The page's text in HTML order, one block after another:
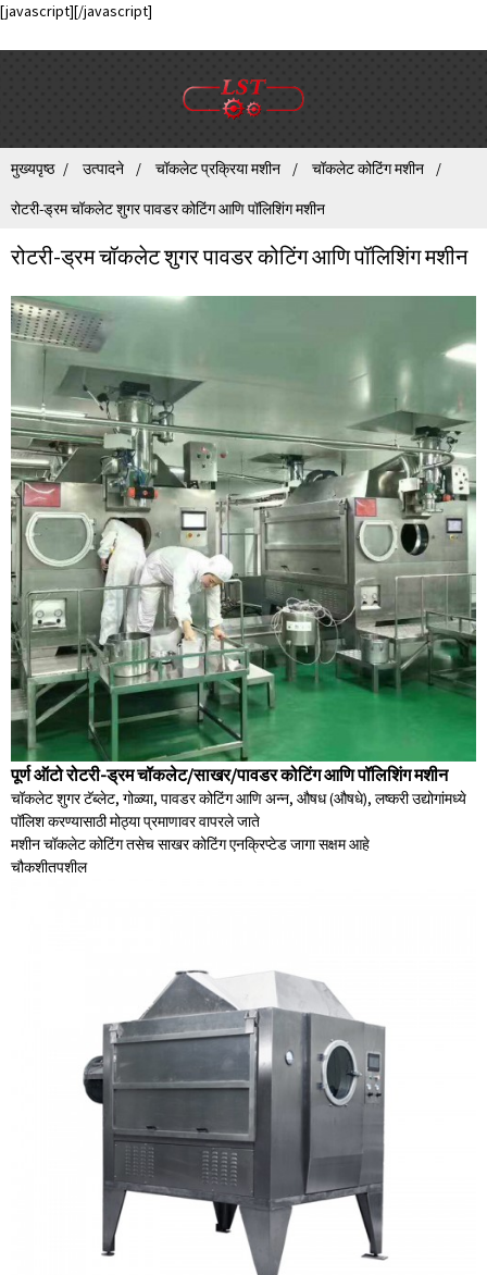
[javascript][/javascript]
मुख्यपृष्ठ उत्पादने चॉकलेट प्रक्रिया मशीन चॉकलेट कोटिंग मशीन
रोटरी-ड्रम चॉकलेट शुगर पावडर कोटिंग आणि पॉलिशिंग मशीन
रोटरी-ड्रम चॉकलेट शुगर पावडर कोटिंग आणि पॉलिशिंग मशीन
पूर्ण ऑटो रोटरी-ड्रम चॉकलेट/साखर/पावडर कोटिंग आणि पॉलिशिंग मशीन
चॉकलेट शुगर टॅब्लेट, गोळ्या, पावडर कोटिंग आणि अन्न, औषध (औषधे), लष्करी उद्योगांमध्ये
पॉलिश करण्यासाठी मोठ्या प्रमाणावर वापरले जाते
मशीन चॉकलेट कोटिंग तसेच साखर कोटिंग एनक्रिप्टेड जागा सक्षम आहे
चौकशीतपशील